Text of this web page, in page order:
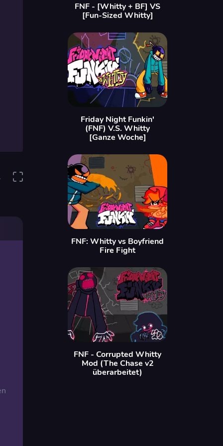
FNF - [Whitty + BF] VS
[Fun-Sized Whitty]
Friday Night Funkin'
(FNF) V.S. Whitty
[Ganze Woche]
FNF: Whitty vs Boyfriend
Fire Fight
FNF - Corrupted Whitty
Mod (The Chase v2
überarbeitet)